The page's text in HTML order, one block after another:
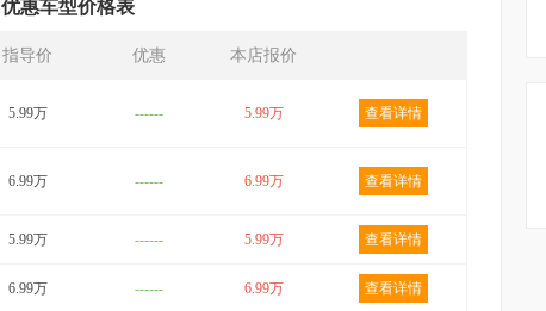
优惠车型价格表
指导价 优惠 本店报价
5.99万 ------ 5.99万 查看详情
6.99万 ------ 6.99万 查看详情
5.99万 ------ 5.99万 查看详情
6.99万 ------ 6.99万 查看详情